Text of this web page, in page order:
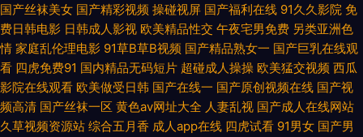
天天日夜夜 精品aa福利 91次元官网 久久资源站导航 91人人干 蜜臀91中文
97成人超碰 人人操比 超碰老司机 涩涩av在线 丁香午夜超碰 天天色图 国产
日韩操逼 亚洲欧美日韩另类 黄色片子网站 91精品影视区 操逼超碰 免费黄色
国产丝袜美女 国产精彩视频 操碰视屏 国产福利在线 91久久影院 免
费日韩电影 日韩成人影视 欧美精品性交 午夜宅男免费 另类亚洲色
情 家庭乱伦理电影 91草B草B视频 国产精品熟女一 国产巨乳在线观
看 四虎免费91 国内精品无码短片 超碰成人操操 欧美猛交视频 西瓜
影院在线观看 欧美做受日韩 国产在线一 国产原创视频在线 国产视
频高清 国产丝袜一区 黄色av网址大全 人妻乱视 国产成人在线网站
久草视频资源站 综合五月香 成人app在线 四虎试看 91男女 国产男